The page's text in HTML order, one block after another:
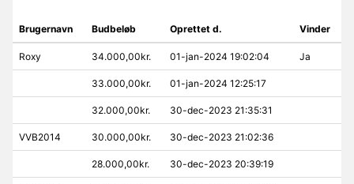
Brugernavn Budbeløb Oprettet d. Vinder
Roxy 34.000,00kr. 01-jan-2024 19:02:04 Ja
33.000,00kr. 01-jan-2024 12:25:17
32.000,00kr. 30-dec-2023 21:35:31
VVB2014 30.000,00kr. 30-dec-2023 21:02:36
28.000,00kr. 30-dec-2023 20:39:19